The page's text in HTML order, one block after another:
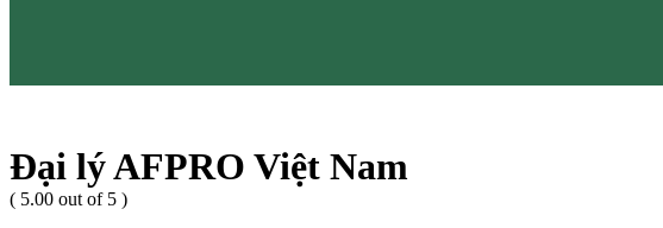
Đại lý AFPRO Việt Nam
( 5.00 out of 5 )